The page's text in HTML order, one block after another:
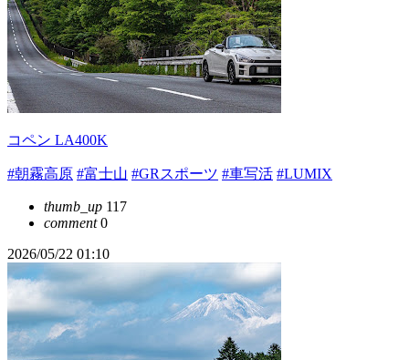
コペン LA400K
#朝霧高原 #富士山 #GRスポーツ #車写活 #LUMIX
thumb_up 117
comment0
2026/05/22 01:10